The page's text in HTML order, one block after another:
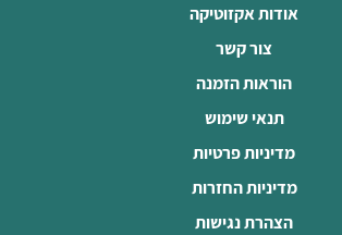
אודות אקזוטיקה
צור קשר
הוראות הזמנה
תנאי שימוש
מדיניות פרטיות
מדיניות החזרות
הצהרת נגישות